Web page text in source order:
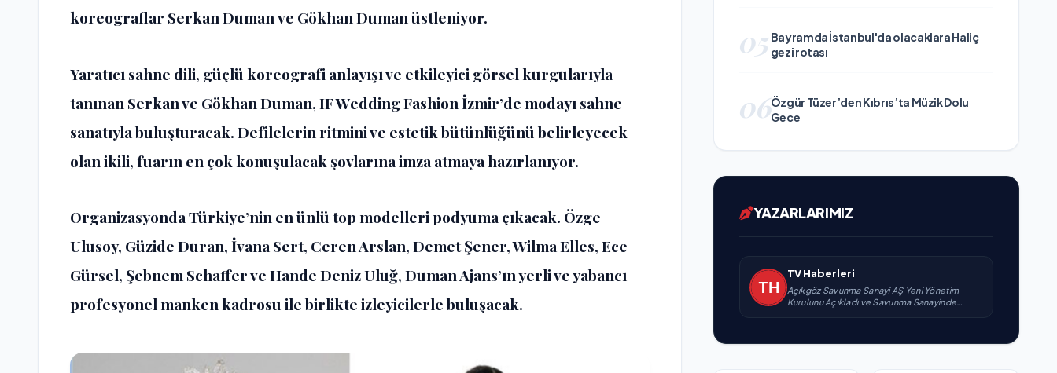
koreograflar Serkan Dumanve Gökhan Dumanüstleniyor.
Yaratıcı sahne dili, güçlü koreografi anlayışı ve etkileyici görsel kurgularıyla
tanınan Serkan ve Gökhan Duman, IF Wedding Fashion İzmir’de modayı sahne
sanatıyla buluşturacak. Defilelerin ritmini ve estetik bütünlüğünü belirleyecek
olan ikili, fuarın en çok konuşulacak şovlarına imza atmaya hazırlanıyor.
Organizasyonda Türkiye’nin en ünlü top modelleri podyuma çıkacak. Özge
Ulusoy, Güzide Duran, İvana Sert, Ceren Arslan, Demet Şener, Wilma Elles, Ece
Gürsel, Şebnem Schaffer ve Hande Deniz Uluğ, Duman Ajans’ın yerli ve yabancı
profesyonel manken kadrosu ile birlikte izleyicilerle buluşacak.
05 Bayramda İstanbul'da olacaklara Haliç
gezi rotası
06Özgür Tüzer’den Kıbrıs’ta Müzik Dolu
Gece
YAZARLARIMIZ
TV Haberleri
Açıkgöz Savunma Sanayi AŞ Yeni Yönetim
Kurulunu Açıkladı ve Savunma Sanayinde